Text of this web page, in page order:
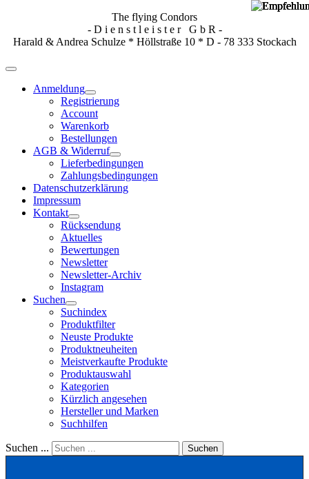
The flying Condors
- D i e n s t l e i s t e r G b R -
Harald & Andrea Schulze * Höllstraße 10 * D - 78 333 Stockach
Anmeldung
Registrierung
Account
Warenkorb
Bestellungen
AGB & Widerruf
Lieferbedingungen
Zahlungsbedingungen
Datenschutzerklärung
Impressum
Kontakt
Rücksendung
Aktuelles
Bewertungen
Newsletter
Newsletter-Archiv
Instagram
Suchen
Suchindex
Produktfilter
Neuste Produkte
Produktneuheiten
Meistverkaufte Produkte
Produktauswahl
Kategorien
Kürzlich angesehen
Hersteller und Marken
Suchhilfen
Suchen ... Suchen